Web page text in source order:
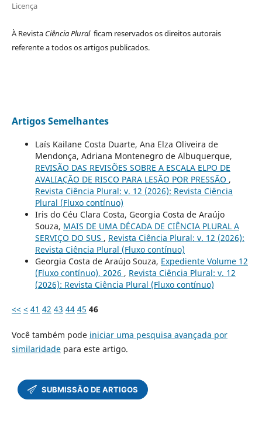
Licença
À Revista Ciência Plural ficam reservados os direitos autorais
referente a todos os artigos publicados.
Artigos Semelhantes
Laís Kailane Costa Duarte, Ana Elza Oliveira de
Mendonça, Adriana Montenegro de Albuquerque,
REVISÃO DAS REVISÕES SOBRE A ESCALA ELPO DE
AVALIAÇÃO DE RISCO PARA LESÃO POR PRESSÃO ,
Revista Ciência Plural: v. 12 (2026): Revista Ciência
Plural (Fluxo contínuo)
Iris do Céu Clara Costa, Georgia Costa de Araújo
Souza, MAIS DE UMA DÉCADA DE CIÊNCIA PLURAL A
SERVIÇO DO SUS , Revista Ciência Plural: v. 12 (2026):
Revista Ciência Plural (Fluxo contínuo)
Georgia Costa de Araújo Souza, Expediente Volume 12
(Fluxo contínuo), 2026 , Revista Ciência Plural: v. 12
(2026): Revista Ciência Plural (Fluxo contínuo)
<< < 41 42 43 44 45 46
Você também pode iniciar uma pesquisa avançada por
similaridadepara este artigo.